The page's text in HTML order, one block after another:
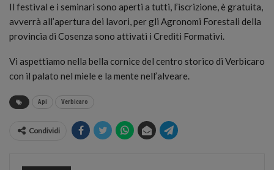
Il festival e i seminari sono aperti a tutti, l’iscrizione, è gratuita,
avverrà all’apertura dei lavori, per gli Agronomi Forestali della
provincia di Cosenza sono attivati i Crediti Formativi.
Vi aspettiamo nella bella cornice del centro storico di Verbicaro
con il palato nel miele e la mente nell’alveare.
Api Verbicaro
Condividi